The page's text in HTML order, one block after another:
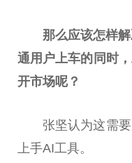
那么应该怎样
通用户上车的同时
开市场呢？
张坚认为这需
上手AI工具。